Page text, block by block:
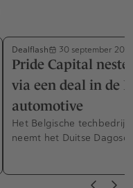
Dealflash 30 september
Pride Capital
via een deal in de
automotive
Het Belgische techbedrijf
neemt het Duitse